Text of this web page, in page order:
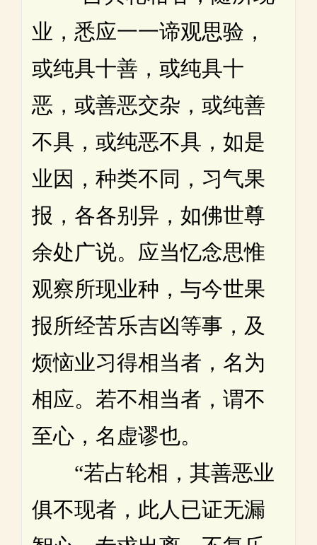
业，悉应一一谛观思验，
或纯具十善，或纯具十
恶，或善恶交杂，或纯善
不具，或纯恶不具，如是
业因，种类不同，习气果
报，各各别异，如佛世尊
余处广说。应当忆念思惟
观察所现业种，与今世果
报所经苦乐吉凶等事，及
烦恼业习得相当者，名为
相应。若不相当者，谓不
至心，名虚谬也。
“若占轮相，其善恶业
俱不现者，此人已证无漏